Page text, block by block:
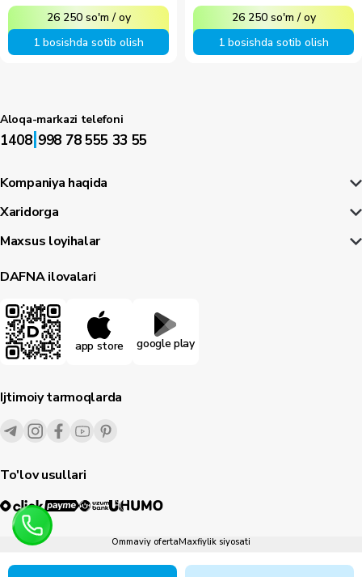
26 250 so'm /oy
1 bosishda sotib olish
26 250 so'm /oy
1 bosishda sotib olish
Aloqa-markazi telefoni
1408|998 78 555 33 55
Kompaniya haqida
Xaridorga
Maxsus loyihalar
DAFNA ilovalari
app store google play
Ijtimoiy tarmoqlarda
To'lov usullari
Ommaviy ofertaMaxfiylik siyosati